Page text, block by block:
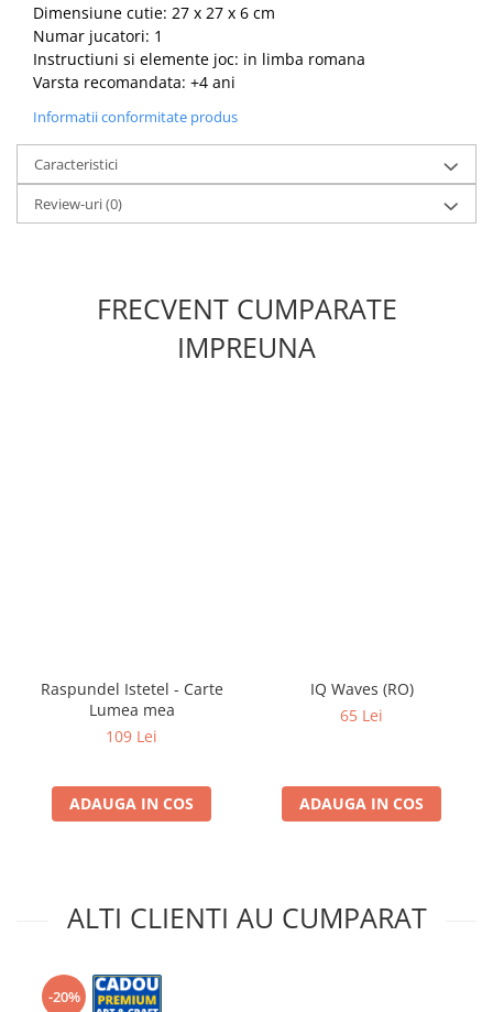
Dimensiune cutie: 27 x 27 x 6 cm
Numar jucatori: 1
Instructiuni si elemente joc: in limba romana
Varsta recomandata: +4 ani
Informatii conformitate produs
Caracteristici
Review-uri(0)
FRECVENT CUMPARATE
IMPREUNA
Raspundel Istetel - Carte
Lumea mea
109 Lei
ADAUGA IN COS
IQ Waves (RO)
65 Lei
ADAUGA IN COS
ALTI CLIENTI AU CUMPARAT
-20%